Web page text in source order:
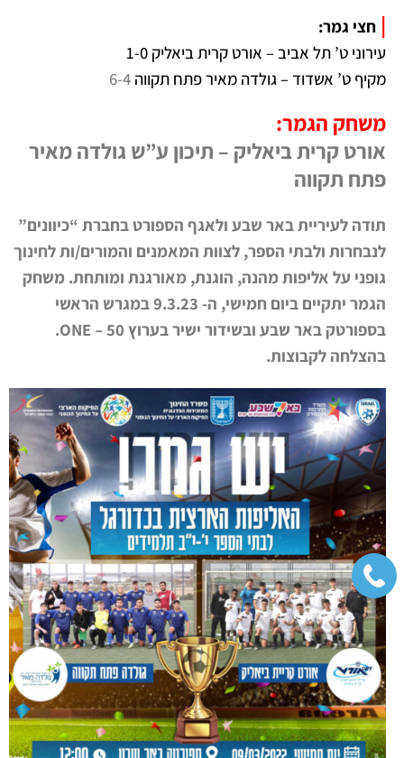
| חצי גמר:
עירוני ט’ תל אביב – אורט קרית ביאליק 1-0
מקיף ט’ אשדוד – גולדה מאיר פתח תקווה
משחק הגמר:
אורט קרית ביאליק – תיכון ע”ש גולדה מאיר
פתח תקווה
תודה לעיריית באר שבע ולאגף הספורט בחברת “כיוונים”
לנבחרות ולבתי הספר, לצוות המאמנים והמורים/ות לחינוך
גופני על אליפות מהנה, הוגנת, מאורגנת ומותחת. משחק
הגמר יתקיים ביום חמישי, ה- 9.3.23 במגרש הראשי
בספורטק באר שבע ובשידור ישיר בערוץ 50 – ONE.
בהצלחה לקבוצות.